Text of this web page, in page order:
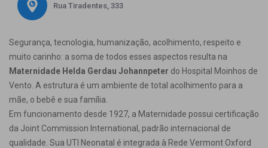
Rua Tiradentes, 333
Segurança, tecnologia, humanização, acolhimento, respeito e
muito carinho: a soma de todos esses aspectos resulta na
Maternidade Helda Gerdau Johannpeter do Hospital Moinhos de
Vento. A estrutura é um ambiente de total acolhimento para a
mãe, o bebê e sua família.
Em funcionamento desde 1927, a Maternidade possui certificação
da Joint Commission International, padrão internacional de
qualidade. Sua UTI Neonatal é integrada à Rede Vermont Oxford